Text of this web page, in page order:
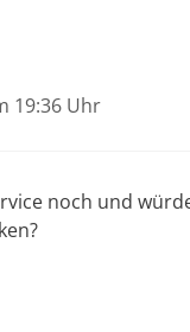
19:36 Uhr
noch und